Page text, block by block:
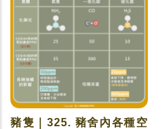
豬隻｜325. 豬舍內各種空